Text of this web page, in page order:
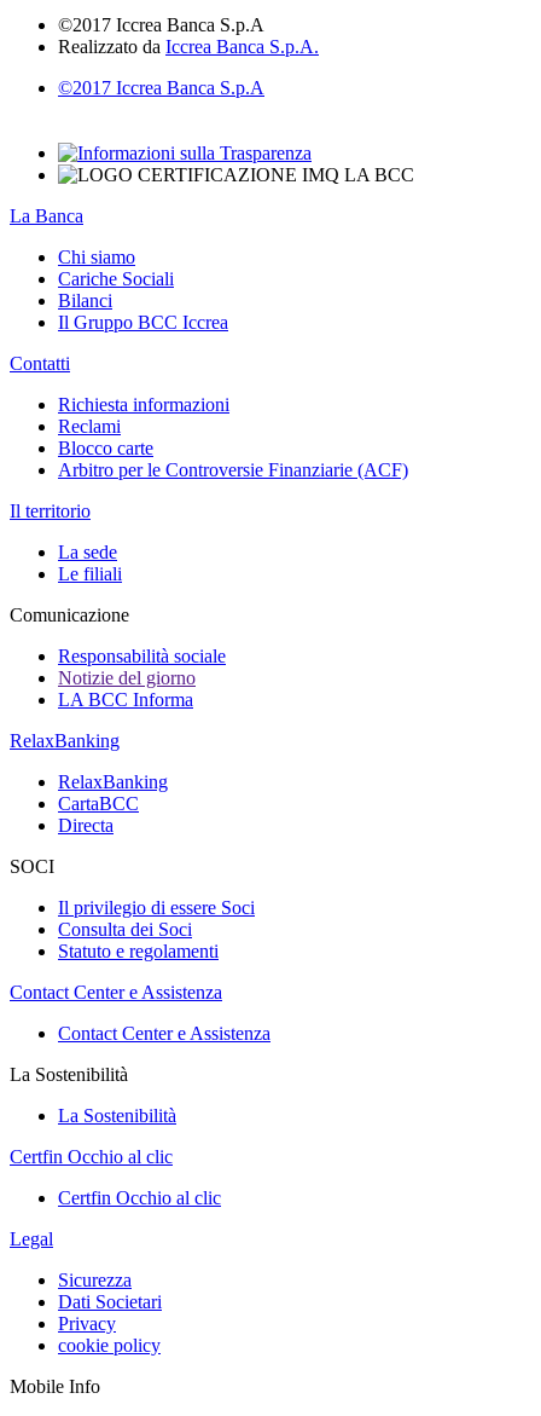
©2017 Iccrea Banca S.p.A
Realizzato da Iccrea Banca S.p.A.
©2017 Iccrea Banca S.p.A
La Banca
Chi siamo
Cariche Sociali
Bilanci
Il Gruppo BCC Iccrea
Contatti
Richiesta informazioni
Reclami
Blocco carte
Arbitro per le Controversie Finanziarie (ACF)
Il territorio
La sede
Le filiali
Comunicazione
Responsabilità sociale
Notizie del giorno
LA BCC Informa
RelaxBanking
RelaxBanking
CartaBCC
Directa
SOCI
Il privilegio di essere Soci
Consulta dei Soci
Statuto e regolamenti
Contact Center e Assistenza
Contact Center e Assistenza
La Sostenibilità
La Sostenibilità
Certfin Occhio al clic
Certfin Occhio al clic
Legal
Sicurezza
Dati Societari
Privacy
cookie policy
Mobile Info